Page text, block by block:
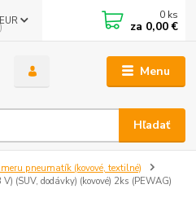
Menu
Hľadať
0 ks
za 0,00 €
pneumatík (kovové, textilné)
(SUV, dodávky) (kovové) 2ks (PEWAG)